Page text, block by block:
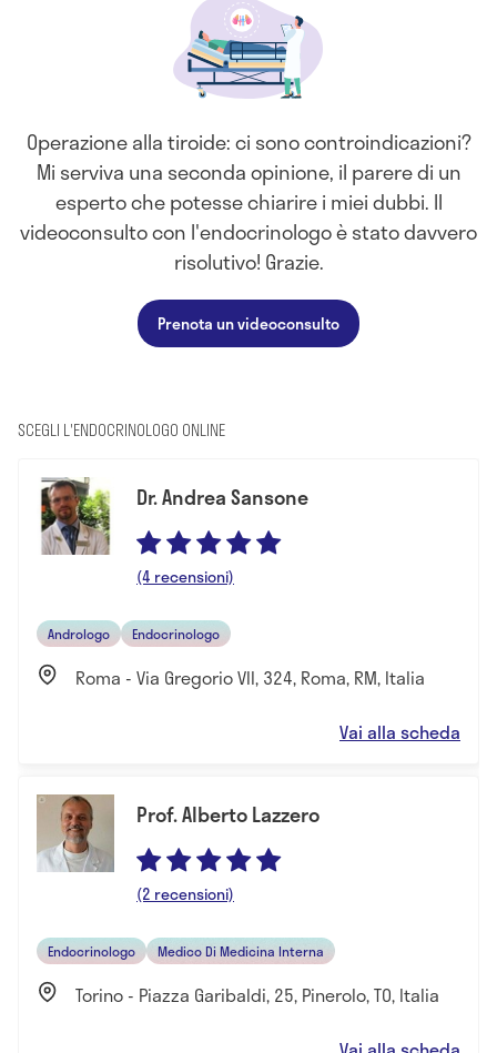
Operazione alla tiroide: ci sono controindicazioni?
Mi serviva una seconda opinione, il parere di un
esperto che potesse chiarire i miei dubbi. Il
videoconsulto con l'endocrinologo è stato davvero
risolutivo! Grazie.
Prenota un videoconsulto
SCEGLI L'ENDOCRINOLOGO ONLINE
Dr. Andrea Sansone
(4 recensioni)
Andrologo Endocrinologo
Roma - Via Gregorio VII, 324, Roma, RM, Italia
Vai alla scheda
Prof. Alberto Lazzero
(2 recensioni)
Endocrinologo Medico Di Medicina Interna
Torino - Piazza Garibaldi, 25, Pinerolo, TO, Italia